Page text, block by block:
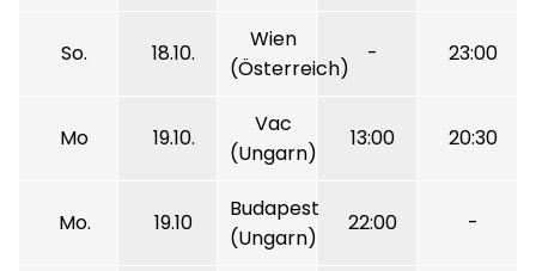
So. 18.10.
Wien
(Österreich)
- 23:00
Mo 19.10.
Vac
(Ungarn)
13:00 20:30
Mo. 19.10
Budapest
(Ungarn)
22:00 -